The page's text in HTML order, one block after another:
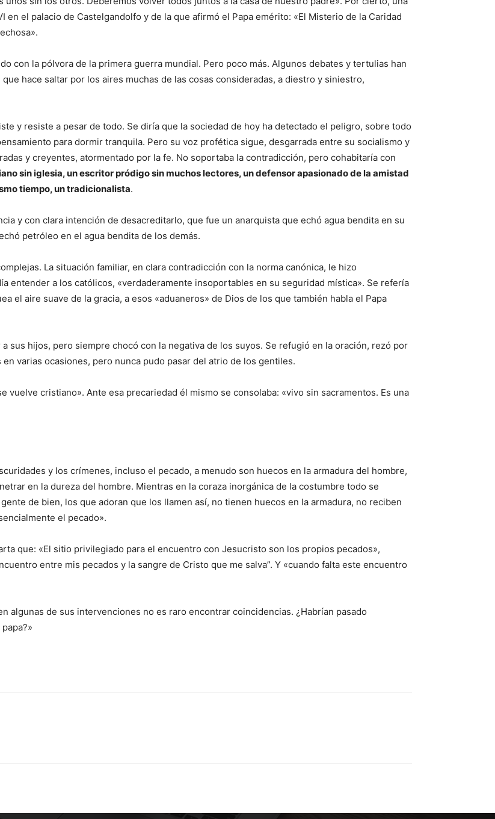
el palacio de Castelgandolfo y de la que afirmó el Papa emérito: «El Misterio de la Caridad
con la pólvora de la primera guerra mundial. Pero poco más. Algunos debates y tertulias han
hace saltar por los aires muchas de las cosas consideradas, a diestro y siniestro,
y resiste a pesar de todo. Se diría que la sociedad de hoy ha detectado el peligro, sobre todo
para dormir tranquila. Pero su voz profética sigue, desgarrada entre su socialismo y
y creyentes, atormentado por la fe. No soportaba la contradicción, pero cohabitaría con
sin iglesia, un escritor pródigo sin muchos lectores, un defensor apasionado de la amistad
tiempo, un tradicionalista.
y con clara intención de desacreditarlo, que fue un anarquista que echó agua bendita en su
petróleo en el agua bendita de los demás.
La situación familiar, en clara contradicción con la norma canónica, le hizo
entender a los católicos, «verdaderamente insoportables en su seguridad mística». Se refería
el aire suave de la gracia, a esos «aduaneros» de Dios de los que también habla el Papa
sus hijos, pero siempre chocó con la negativa de los suyos. Se refugió en la oración, rezó por
varias ocasiones, pero nunca pudo pasar del atrio de los gentiles.
vuelve cristiano». Ante esa precariedad él mismo se consolaba: «vivo sin sacramentos. Es una
y los crímenes, incluso el pecado, a menudo son huecos en la armadura del hombre,
en la dureza del hombre. Mientras en la coraza inorgánica de la costumbre todo se
de bien, los que adoran que los llamen así, no tienen huecos en la armadura, no reciben
el pecado».
que: «El sitio privilegiado para el encuentro con Jesucristo son los propios pecados»,
entre mis pecados y la sangre de Cristo que me salva”. Y «cuando falta este encuentro
algunas de sus intervenciones no es raro encontrar coincidencias. ¿Habrían pasado